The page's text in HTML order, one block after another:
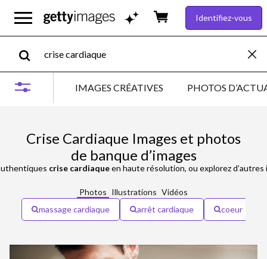
Identifiez-vous
IMAGES CRÉATIVES PHOTOS
Crise Cardiaque Images et photos
de banque d’images
crise cardiaqueen haute résolution, ou explorez d’autres
Photos Illustrations Vidéos
massage cardiaque
arrêt cardiaque coeur